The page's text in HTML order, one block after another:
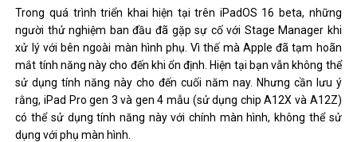
Trong quá trình triển khai hiện tại trên iPadOS 16 beta, những
người thử nghiệm ban đầu đã gặp sự cố với Stage Manager khi
xử lý với bên ngoài màn hình phụ. Vì thế mà Apple đã tạm hoãn
mắt tính năng này cho đến khi ổn định. Hiện tại bạn vẫn không thể
sử dụng tính năng này cho đến cuối năm nay. Nhưng cần lưu ý
rằng, iPad Pro gen 3 và gen 4 mẫu (sử dụng chip A12X và A12Z)
có thể sử dụng tính năng này với chính màn hình, không thể sử
dụng với phụ màn hình.